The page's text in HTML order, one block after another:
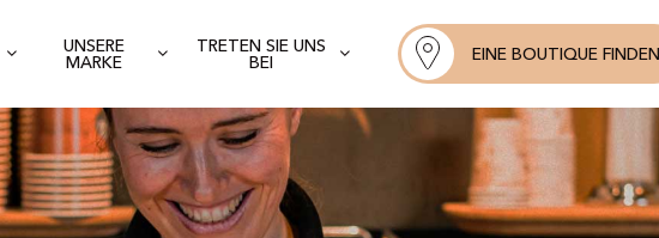
UNSERE
MARKE
TRETEN SIE UNS
BEI
EINE BOUTIQUE FINDEN